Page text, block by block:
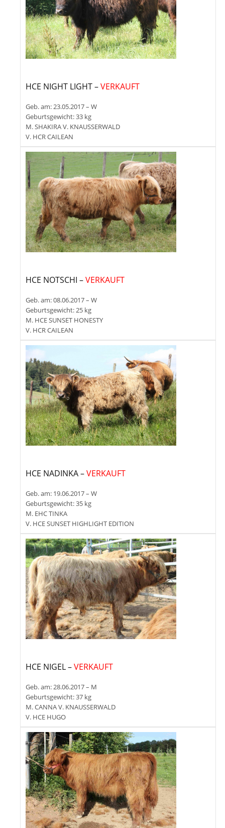
HCE NIGHT LIGHT –VERKAUFT
Geb. am: 23.05.2017 – W
Geburtsgewicht: 33 kg
M. SHAKIRA V. KNAUSSERWALD
V. HCR CAILEAN
HCE NOTSCHI –VERKAUFT
Geb. am: 08.06.2017 – W
Geburtsgewicht: 25 kg
M. HCE SUNSET HONESTY
V. HCR CAILEAN
HCE NADINKA –VERKAUFT
Geb. am: 19.06.2017 – W
Geburtsgewicht: 35 kg
M. EHC TINKA
V. HCE SUNSET HIGHLIGHT EDITION
HCE NIGEL –VERKAUFT
Geb. am: 28.06.2017 – M
Geburtsgewicht: 37 kg
M. CANNA V. KNAUSSERWALD
V. HCE HUGO